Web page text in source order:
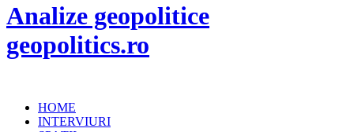
Analize geopolitice
geopolitics.ro
HOME
INTERVIURI